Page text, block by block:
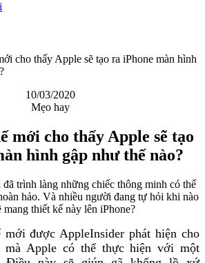
cho thấy Apple sẽ tạo ra iPhone màn hình
10/03/2020
Mẹo hay
mới cho thấy Apple sẽ tạo
hình gập như thế nào?
đã trình làng những chiếc thông minh có thể
hảo. Và nhiều người đang tự hỏi khi nào
mang thiết kế này lên iPhone?
mới được AppleInsider phát hiện cho
mà Apple có thể thực hiện với một